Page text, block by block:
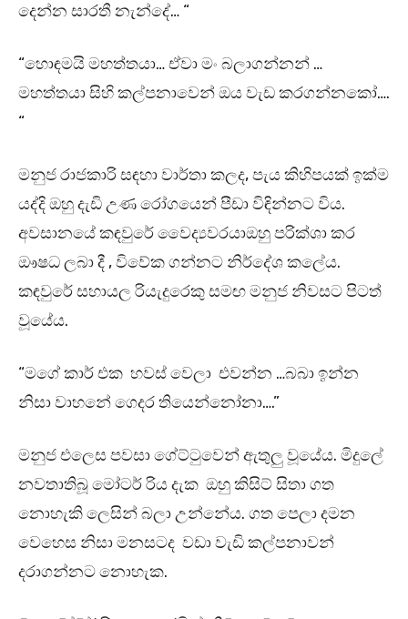
දෙන්න සාරතී නැන්දේ… “
“හොඳමයි මහත්තයා… ඒවා මං බලාගන්නන් …
මහත්තයා සිහි කල්පනාවෙන් ඔය වැඩ කරගන්නකෝ….
“
මනුජ රාජකාරි සඳහා වාර්තා කලද, පැය කිහිපයක් ඉක්ම
යද්දි ඔහු දැඩි උණ රෝගයෙන් පීඩා විඳින්නට විය.
අවසානයේ කඳවුරේ වෛද්‍යවරයාඔහු පරික්ශා කර
ඖෂධ ලබා දී , විවේක ගන්නට නිර්දේශ කලේය.
කඳවුරේ සහායල රියැදුරෙකු සමඟ මනුජ නිවසට පිටත්
වූයේය.
“මගේ කාර් එක හවස් වෙලා එවන්න …බබා ඉන්න
නිසා වාහනේ ගෙදර තියෙන්නෝනා….”
මනුජ එලෙස පවසා ගේට්ටුවෙන් ඇතුලු වූයේය. මිදුලේ
නවතාතිබූ මෝටර් රිය දැක ඔහු කිසිට් සිතා ගත
නොහැකි ලෙසින් බලා උන්නේය. ගත පෙලා දමන
වෙහෙස නිසා මනසටද වඩා වැඩි කල්පනාවන්
දරාගන්නට නොහැක.